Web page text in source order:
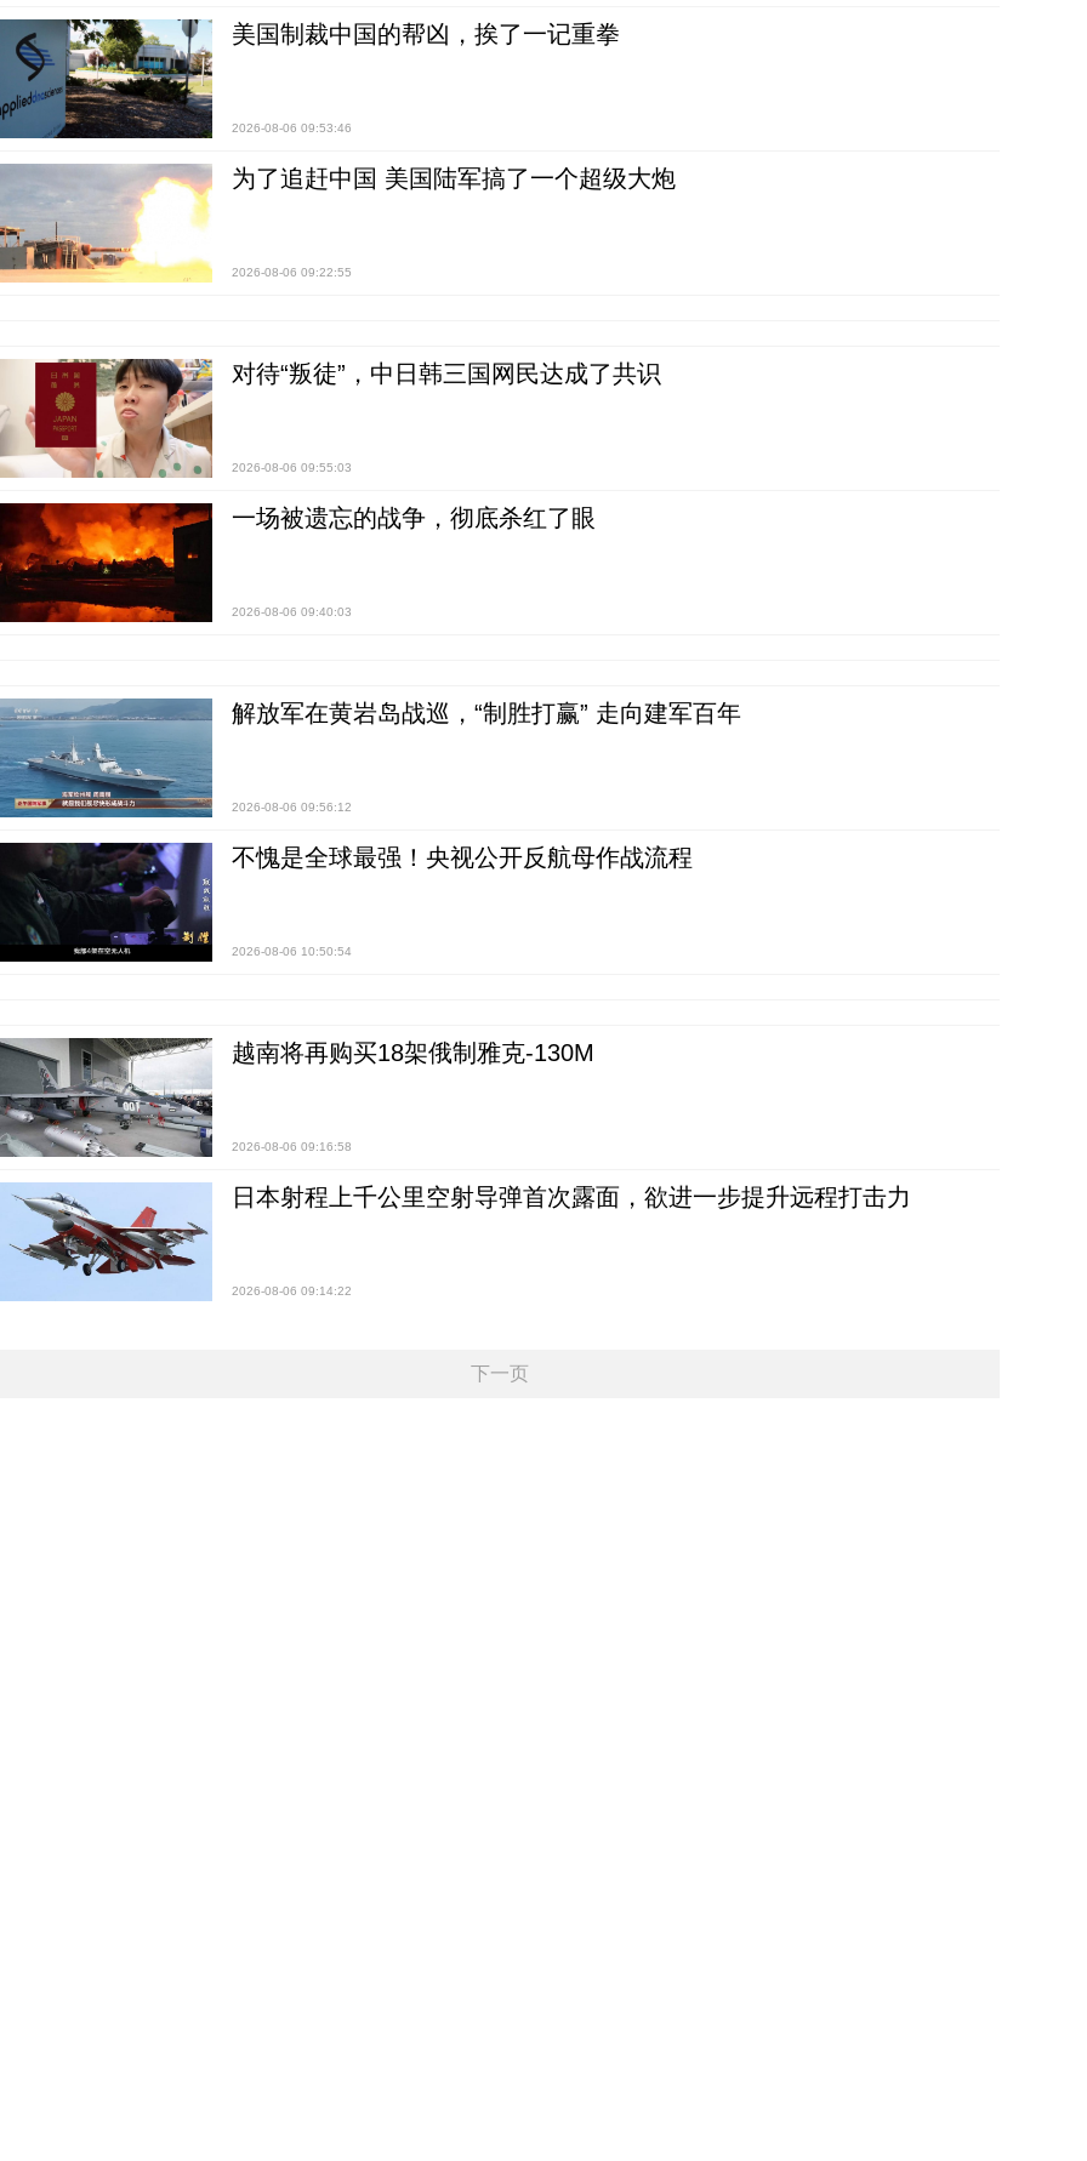
美国制裁中国的帮凶，挨了一记重拳
2026-08-06 09:53:46
为了追赶中国 美国陆军搞了一个超级大炮
2026-08-06 09:22:55
对待“叛徒”，中日韩三国网民达成了共识
2026-08-06 09:55:03
一场被遗忘的战争，彻底杀红了眼
2026-08-06 09:40:03
解放军在黄岩岛战巡，“制胜打赢” 走向建军百年
2026-08-06 09:56:12
不愧是全球最强！央视公开反航母作战流程
2026-08-06 10:50:54
越南将再购买18架俄制雅克-130M
2026-08-06 09:16:58
日本射程上千公里空射导弹首次露面，欲进一步提升远程打击力
2026-08-06 09:14:22
下一页